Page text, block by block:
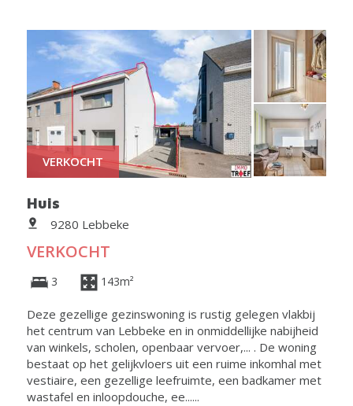
VERKOCHT
Huis
9280 Lebbeke
VERKOCHT
3 143m²
Deze gezellige gezinswoning is rustig gelegen vlakbij
het centrum van Lebbeke en in onmiddellijke nabijheid
van winkels, scholen, openbaar vervoer,... . De woning
bestaat op het gelijkvloers uit een ruime inkomhal met
vestiaire, een gezellige leefruimte, een badkamer met
wastafel en inloopdouche, ee......